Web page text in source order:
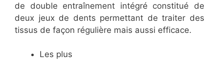
de double entraînement intégré constitué de
deux jeux de dents permettant de traiter des
tissus de façon régulière mais aussi efficace.
Les plus